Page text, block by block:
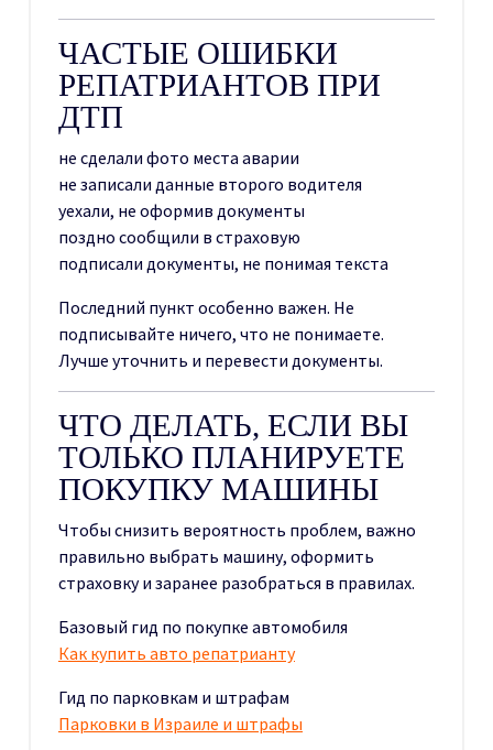
ЧАСТЫЕ ОШИБКИ
РЕПАТРИАНТОВ ПРИ
ДТП
не сделали фото места аварии
не записали данные второго водителя
уехали, не оформив документы
поздно сообщили в страховую
подписали документы, не понимая текста
Последний пункт особенно важен. Не
подписывайте ничего, что не понимаете.
Лучше уточнить и перевести документы.
ЧТО ДЕЛАТЬ, ЕСЛИ ВЫ
ТОЛЬКО ПЛАНИРУЕТЕ
ПОКУПКУ МАШИНЫ
Чтобы снизить вероятность проблем, важно
правильно выбрать машину, оформить
страховку и заранее разобраться в правилах.
Базовый гид по покупке автомобиля
Как купить авто репатрианту
Гид по парковкам и штрафам
Парковки в Израиле и штрафы